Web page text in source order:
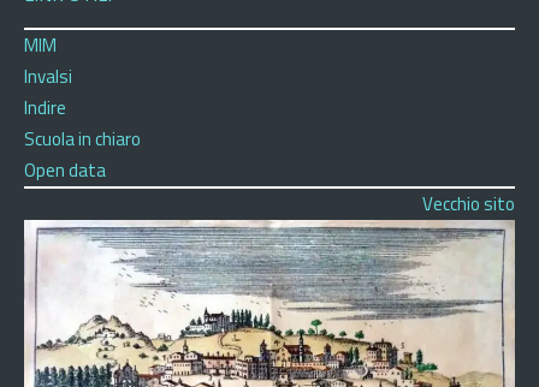
MIM
Invalsi
Indire
Scuola in chiaro
Open data
Vecchio sito